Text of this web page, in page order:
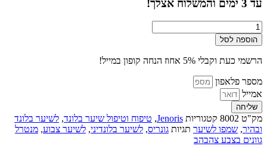
עד 3 ימים והמשלוח אצלך!
כמות
של
שמפו
סילבר
בלונד
500
מ"ל
-
ג׳נוריס
הוספה לסל
הרשמי כעת וקבלי 5% אחוז הנחה קופון במייל!
מספר פלאפון
אמייל
שליחה
מק"ט 8002 קטגוריות Jenoris
, טיפוח וטיפול שיער בלונד, לשיער בלונד
ובהיר, שמפו לשיער תגיות גונריס, לשיער בלונדיני, לשיער צבוע, מנטרל
גוונים בצבע צהבהב